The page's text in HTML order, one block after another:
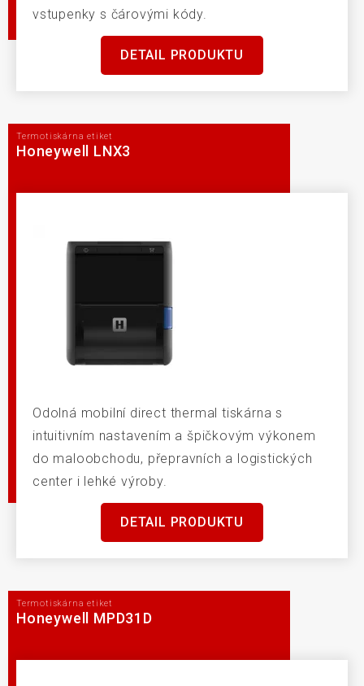
vstupenky s čárovými kódy.
DETAIL PRODUKTU
Termotiskárna etiket
Honeywell LNX3
Odolná mobilní direct thermal tiskárna s
intuitivním nastavením a špičkovým výkonem
do maloobchodu, přepravních a logistických
center i lehké výroby.
DETAIL PRODUKTU
Termotiskárna etiket
Honeywell MPD31D